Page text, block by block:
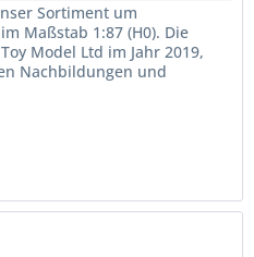
Sortiment um
Maßstab 1:87 (H0). Die
Model Ltd im Jahr 2019,
Nachbildungen und